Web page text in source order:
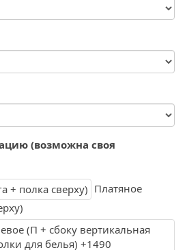
(возможна своя
Платяное